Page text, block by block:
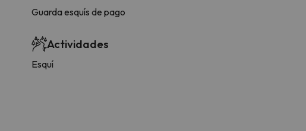
Guarda esquís de pago
Actividades
Esquí